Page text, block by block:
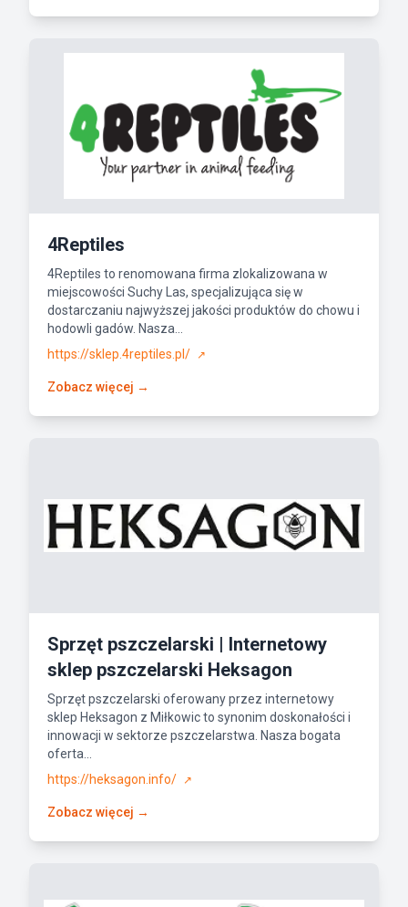
4Reptiles
4Reptiles to renomowana firma zlokalizowana w
miejscowości Suchy Las, specjalizująca się w
dostarczaniu najwyższej jakości produktów do chowu i
hodowli gadów. Nasza...
https://sklep.4reptiles.pl/
↗
Zobacz więcej →
Sprzęt pszczelarski | Internetowy
sklep pszczelarski Heksagon
Sprzęt pszczelarski oferowany przez internetowy
sklep Heksagon z Miłkowic to synonim doskonałości i
innowacji w sektorze pszczelarstwa. Nasza bogata
oferta...
https://heksagon.info/
↗
Zobacz więcej →